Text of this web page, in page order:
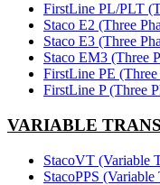
FirstLine PL/PLT
Staco E2 (Three
Staco E3 (Three
Staco EM3 (Three
FirstLine PE (Three
FirstLine P (Three
VARIABLE
StacoVT (Variable
StacoPPS (Variable